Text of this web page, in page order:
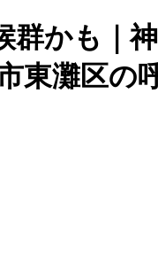
かも｜
東灘区の